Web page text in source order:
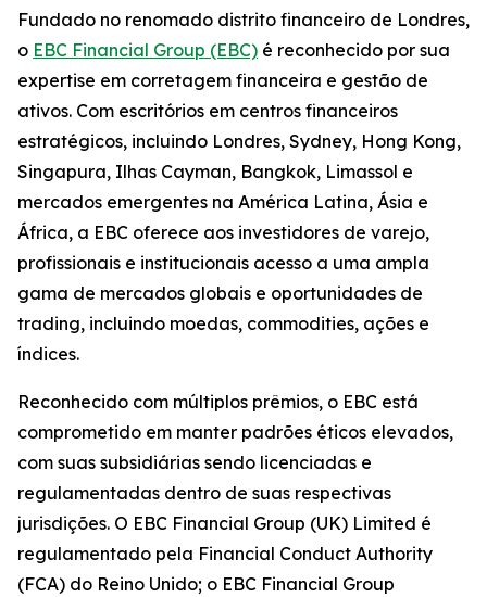
Fundado no renomado distrito financeiro de Londres,
o EBC Financial Group (EBC) é reconhecido por sua
expertise em corretagem financeira e gestão de
ativos. Com escritórios em centros financeiros
estratégicos, incluindo Londres, Sydney, Hong Kong,
Singapura, Ilhas Cayman, Bangkok, Limassol e
mercados emergentes na América Latina, Ásia e
África, a EBC oferece aos investidores de varejo,
profissionais e institucionais acesso a uma ampla
gama de mercados globais e oportunidades de
trading, incluindo moedas, commodities, ações e
índices.
Reconhecido com múltiplos prêmios, o EBC está
comprometido em manter padrões éticos elevados,
com suas subsidiárias sendo licenciadas e
regulamentadas dentro de suas respectivas
jurisdições. O EBC Financial Group (UK) Limited é
regulamentado pela Financial Conduct Authority
(FCA) do Reino Unido; o EBC Financial Group